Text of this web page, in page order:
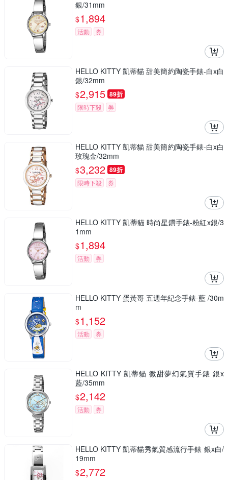
銀/31mm
$1,894
活動 券
HELLO KITTY 凱蒂貓 甜美簡約陶瓷手錶-白x白
銀/32mm
$2,915 89折
限時下殺 券
HELLO KITTY 凱蒂貓 甜美簡約陶瓷手錶-白x白
玫瑰金/32mm
$3,232 89折
限時下殺 券
HELLO KITTY 凱蒂貓 時尚星鑽手錶-粉紅x銀/3
1mm
$1,894
活動 券
HELLO KITTY 蛋黃哥 五週年紀念手錶-藍 /30m
m
$1,152
活動 券
HELLO KITTY 凱蒂貓 微甜夢幻氣質手錶 銀x
藍/35mm
$2,142
活動 券
HELLO KITTY 凱蒂貓秀氣質感流行手錶 銀x白/
19mm
$2,772